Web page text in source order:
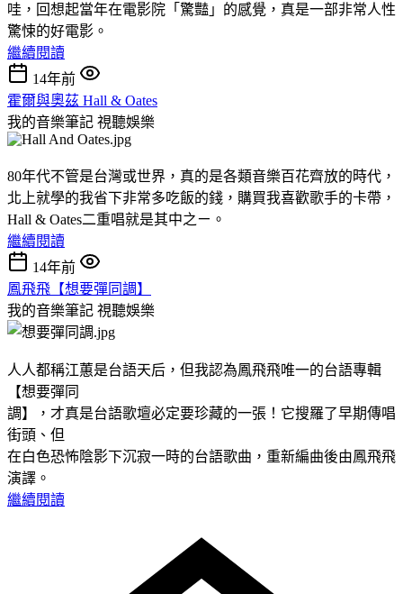
哇，回想起當年在電影院「驚豔」的感覺，真是一部非常人性
驚悚的好電影。
繼續閱讀
14年前
霍爾與奧茲 Hall & Oates
我的音樂筆記 視聽娛樂
80年代不管是台灣或世界，真的是各類音樂百花齊放的時代，
北上就學的我省下非常多吃飯的錢，購買我喜歡歌手的卡帶，
Hall & Oates二重唱就是其中之ㄧ。
繼續閱讀
14年前
鳳飛飛【想要彈同調】
我的音樂筆記 視聽娛樂
人人都稱江蕙是台語天后，但我認為鳳飛飛唯一的台語專輯
【想要彈同
調】，才真是台語歌壇必定要珍藏的一張！它搜羅了早期傳唱
街頭、但
在白色恐怖陰影下沉寂一時的台語歌曲，重新編曲後由鳳飛飛
演譯。
繼續閱讀